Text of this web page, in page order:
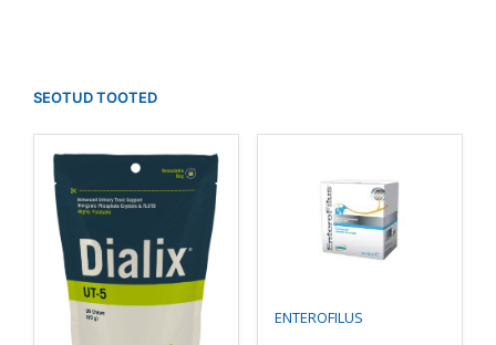
SEOTUD TOOTED
ENTEROFILUS